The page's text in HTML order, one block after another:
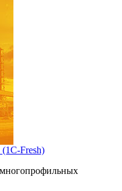
(1С-Fresh)